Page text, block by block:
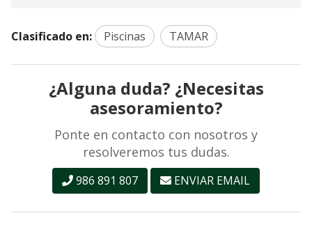
Clasificado en: Piscinas TAMAR
¿Alguna duda? ¿Necesitas
asesoramiento?
Ponte en contacto con nosotros y
resolveremos tus dudas.
986 891 807 ENVIAR EMAIL